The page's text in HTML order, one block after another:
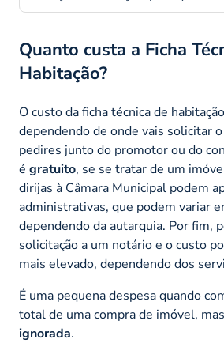
Quanto custa a Ficha
Habitação?
O custo da ficha técnica de
dependendo de onde vais solicitar
pedires junto do promotor ou do
é gratuito, se se tratar de um
dirijas à Câmara Municipal podem
administrativas, que podem variar
dependendo da autarquia. Por fim,
solicitação a um notário e o custo
mais elevado, dependendo dos
É uma pequena despesa quando
total de uma compra de imóvel, mas
ignorada.